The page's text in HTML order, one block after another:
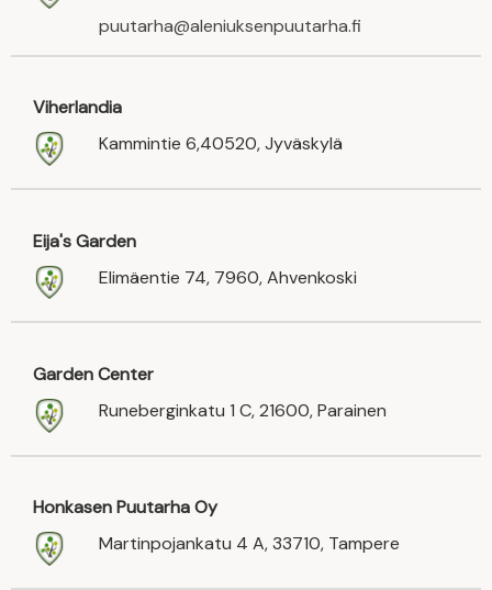
puutarha@aleniuksenpuutarha.fi
Viherlandia
Kammintie 6,40520, Jyväskylä
Eija's Garden
Elimäentie 74, 7960, Ahvenkoski
Garden Center
Runeberginkatu 1 C, 21600, Parainen
Honkasen Puutarha Oy
Martinpojankatu 4 A, 33710, Tampere